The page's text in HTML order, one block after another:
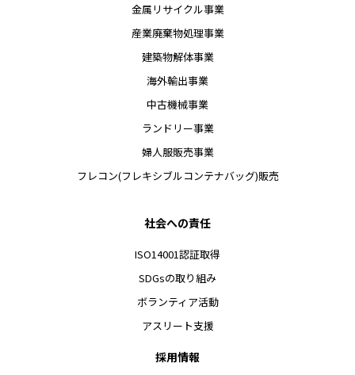
金属リサイクル事業
産業廃棄物処理事業
建築物解体事業
海外輸出事業
中古機械事業
ランドリー事業
婦人服販売事業
フレコン(フレキシブルコンテナバッグ)販売
社会への責任
ISO14001認証取得
SDGsの取り組み
ボランティア活動
アスリート支援
採用情報